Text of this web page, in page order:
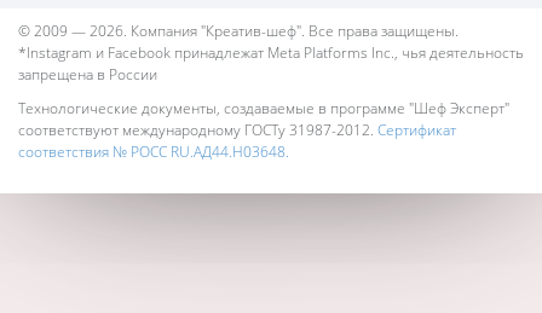
© 2009 — 2026. Компания "Креатив-шеф". Все права защищены.
*Instagram и Facebook принадлежат Meta Platforms Inc., чья деятельность
запрещена в России
Технологические документы, создаваемые в программе "Шеф Эксперт"
соответствуют международному ГОСТу 31987-2012. Сертификат
соответствия № РОСС RU.АД44.Н03648.